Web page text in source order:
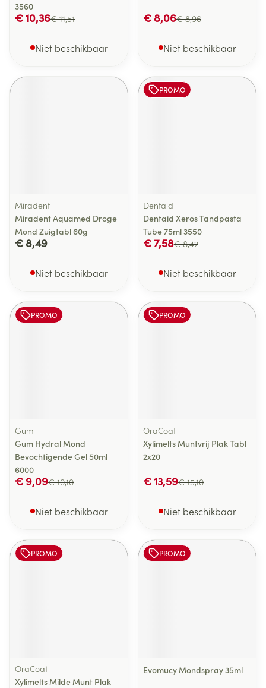
3560
€ 11,51
€ 10,36
Niet beschikbaar
€ 8,96
€ 8,06
Niet beschikbaar
Miradent
Miradent Aquamed Droge
Mond Zuigtabl 60g
€ 8,49
Niet beschikbaar
PROMO
Dentaid
Dentaid Xeros Tandpasta
Tube 75ml 3550
€ 8,42
€ 7,58
Niet beschikbaar
PROMO
Gum
Gum Hydral Mond
Bevochtigende Gel 50ml
6000
€ 10,10
€ 9,09
Niet beschikbaar
PROMO
OraCoat
Xylimelts Muntvrij Plak Tabl
2x20
€ 15,10
€ 13,59
Niet beschikbaar
PROMO
OraCoat
Xylimelts Milde Munt Plak
PROMO
Evomucy Mondspray 35ml